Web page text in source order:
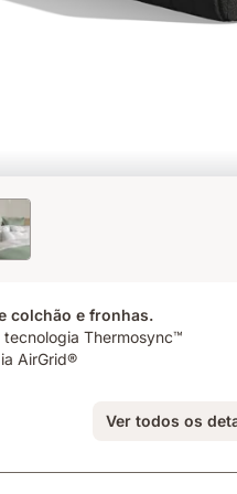
colchão e fronhas.
Thermosync™
AirGrid®
Ver todos os